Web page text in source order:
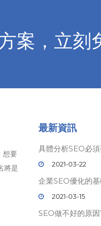
案，立刻
想要
將是
最新資訊
具體分析SEO必
2021-03-22
企業SEO優化的
2021-03-15
SEO做不好的原